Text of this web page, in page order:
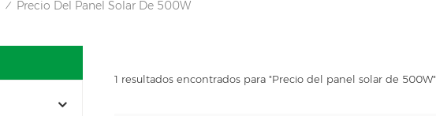
/ Precio Del Panel Solar De 500W
1 resultados encontrados para "Precio del panel solar de 500W"